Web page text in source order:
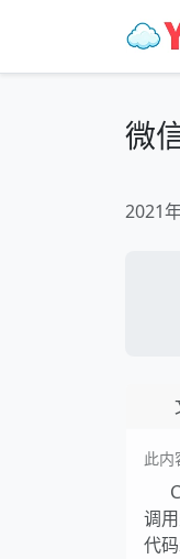
微
2021
此内
调
代